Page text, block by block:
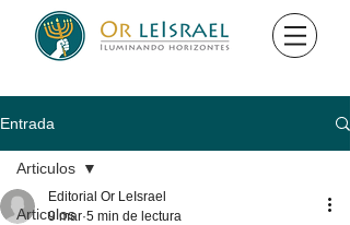
Entrada
Articulos
Articulos
Editorial Or LeIsrael
9 mar 5 min de lectura